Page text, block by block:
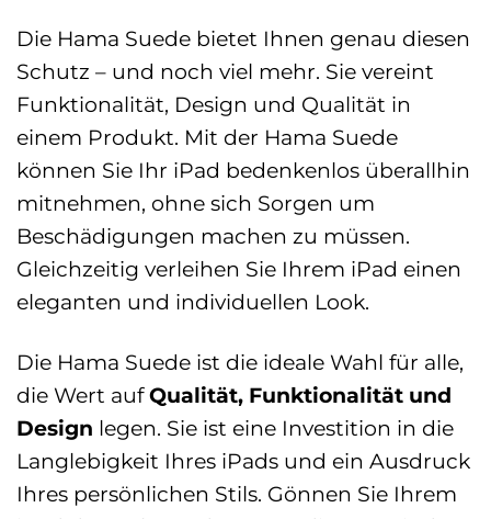
Die Hama Suede bietet Ihnen genau diesen
Schutz – und noch viel mehr. Sie vereint
Funktionalität, Design und Qualität in
einem Produkt. Mit der Hama Suede
können Sie Ihr iPad bedenkenlos überallhin
mitnehmen, ohne sich Sorgen um
Beschädigungen machen zu müssen.
Gleichzeitig verleihen Sie Ihrem iPad einen
eleganten und individuellen Look.
Die Hama Suede ist die ideale Wahl für alle,
die Wert aufQualität, Funktionalität und
Design legen. Sie ist eine Investition in die
Langlebigkeit Ihres iPads und ein Ausdruck
Ihres persönlichen Stils. Gönnen Sie Ihrem